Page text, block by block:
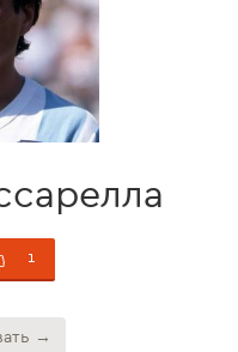
1
→